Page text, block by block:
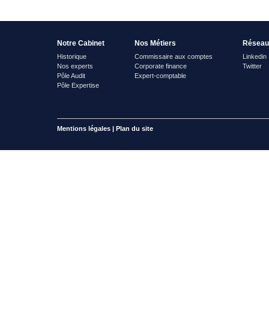
Notre Cabinet
Historique
Nos experts
Pôle Audit
Pôle Expertise
Nos Métiers
Commissaire aux comptes
Corporate finance
Expert-comptable
Linkedin
Twitter
Mentions légales | Plan du site